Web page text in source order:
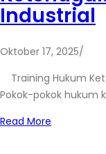
Industrial
Oktober 17, 2025/
Training Hukum
Pokok-pokok hukum
Read More